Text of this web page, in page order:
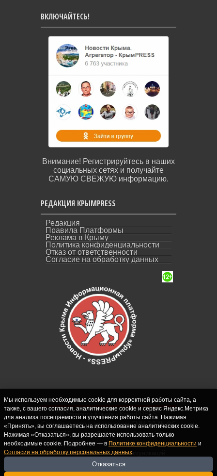
ВКЛЮЧАЙТЕСЬ!
Внимание! Регистрируйтесь в наших
социальных сетях и получайте
САМУЮ СВЕЖУЮ информацию.
РЕДАКЦИЯ КРЫМPRESS
Редакция
Правила Платформы
Реклама в Крыму
Политика конфиденциальности
Отказ от ответственности
Согласие на обработку данных
СИ "Новости Крыма - КрымPRESS".
Свидетельство о регистрации СМИ ЭЛ № ФС
77-62916 выдано Федеральной службой по
надзору в сфере связи, информационных
технологий и массовых коммуникаций
(Роскомнадзор) 10.09.2015. Учредитель и
главный редактор: Крутских С.М. Почта:
Мы используем необходимые cookie для корректной работы сайта, а
также, с вашего согласия, аналитические cookie и сервис Яндекс.Метрика
для анализа посещаемости и улучшения работы сайта. Нажимая
«Принять», вы соглашаетесь на использование аналитических cookie.
Нажимая «Отказаться», вы разрешаете использовать только
необходимые cookie. Подробнее — в Политике конфиденциальности и
Согласии на обработку персональных данных.
Отказаться